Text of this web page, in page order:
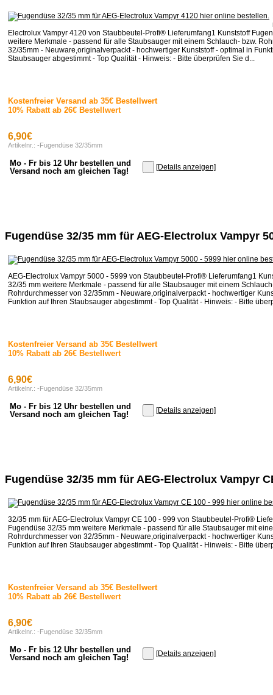
Electrolux Vampyr 4120 von Staubbeutel-Profi® Lieferumfang1 Kunststoff
weitere Merkmale - passend für alle Staubsauger mit einem Schlauch- bzw.
32/35mm - Neuware,originalverpackt - hochwertiger Kunststoff - optimal in
Staubsauger abgestimmt - Top Qualität - Hinweis: - Bitte überprüfen Sie d...
Kostenfreier Versand ab 35€ Bestellwert
10% Rabatt ab 26€ Bestellwert
6,90€
Artikelnr.: -Fugendüse 32/35mm
Mo - Fr bis 12 Uhr bestellen und
Versand noch am gleichen Tag!
[Details anzeigen]
Fugendüse 32/35 mm für AEG-Electrolux Vampyr
AEG-Electrolux Vampyr 5000 - 5999 von Staubbeutel-Profi® Lieferumfang1
32/35 mm weitere Merkmale - passend für alle Staubsauger mit einem
Rohrdurchmesser von 32/35mm - Neuware,originalverpackt - hochwertiger
Funktion auf Ihren Staubsauger abgestimmt - Top Qualität - Hinweis: - Bitte
Kostenfreier Versand ab 35€ Bestellwert
10% Rabatt ab 26€ Bestellwert
6,90€
Artikelnr.: -Fugendüse 32/35mm
Mo - Fr bis 12 Uhr bestellen und
Versand noch am gleichen Tag!
[Details anzeigen]
Fugendüse 32/35 mm für AEG-Electrolux Vampyr
32/35 mm für AEG-Electrolux Vampyr CE 100 - 999 von Staubbeutel-Profi®
Fugendüse 32/35 mm weitere Merkmale - passend für alle Staubsauger mit
Rohrdurchmesser von 32/35mm - Neuware,originalverpackt - hochwertiger
Funktion auf Ihren Staubsauger abgestimmt - Top Qualität - Hinweis: - Bitte
Kostenfreier Versand ab 35€ Bestellwert
10% Rabatt ab 26€ Bestellwert
6,90€
Artikelnr.: -Fugendüse 32/35mm
Mo - Fr bis 12 Uhr bestellen und
Versand noch am gleichen Tag!
[Details anzeigen]